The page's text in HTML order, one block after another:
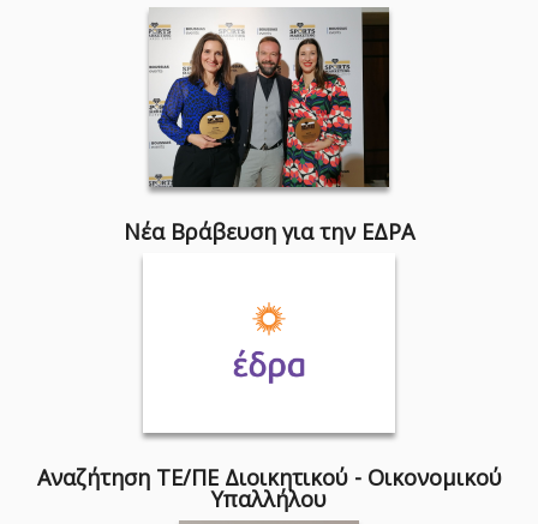
Νέα Βράβευση για την ΕΔΡΑ
Αναζήτηση ΤΕ/ΠΕ Διοικητικού - Οικονομικού
Υπαλλήλου